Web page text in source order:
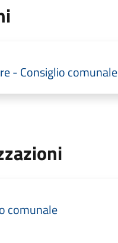
- Consiglio comunale
comunale